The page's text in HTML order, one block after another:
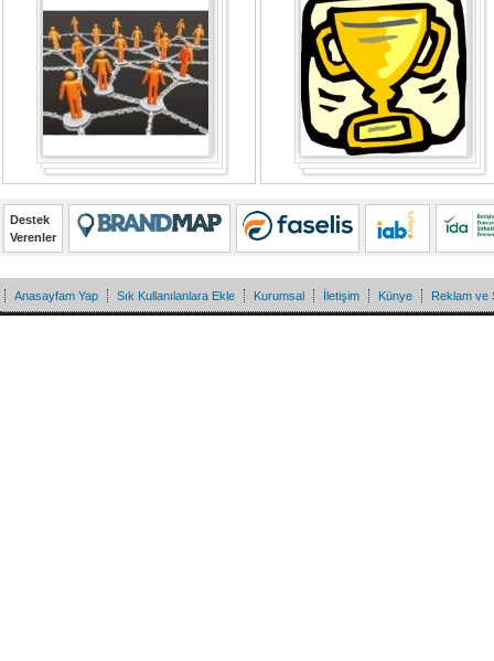
Destek
Verenler
Anasayfam Yap Sık Kullanılanlara Ekle Kurumsal İletişim Künye Reklam ve